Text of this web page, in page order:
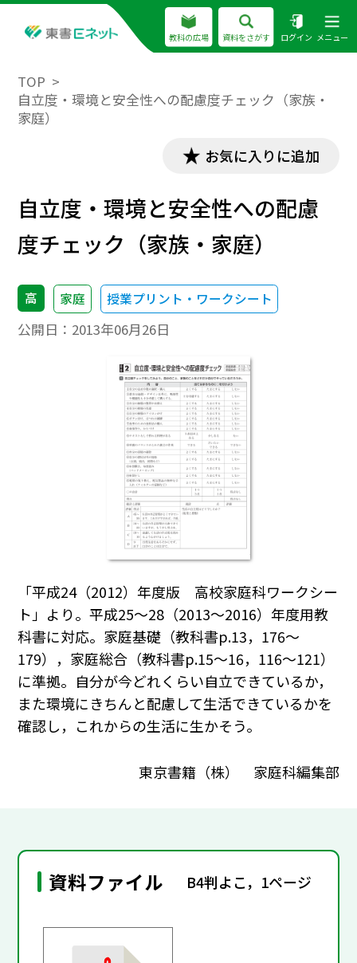
教科の広場 資料をさがす ログイン メニュー
TOP
自立度・環境と安全性への配慮度チェック（家族・
家庭）
お気に入りに追加
自立度・環境と安全性への配慮
度チェック（家族・家庭）
高 家庭 授業プリント・ワークシート
公開日： 2013年06月26日
「平成24（2012）年度版 高校家庭科ワークシー
ト」より。平成25～28（2013～2016）年度用教
科書に対応。家庭基礎（教科書p.13，176～
179），家庭総合（教科書p.15～16，116～121）
に準拠。自分が今どれくらい自立できているか，
また環境にきちんと配慮して生活できているかを
確認し，これからの生活に生かそう。
東京書籍（株） 家庭科編集部
資料ファイル B4判よこ，1ページ